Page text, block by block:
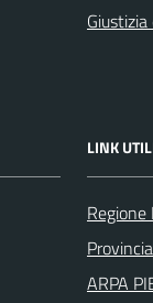
LINK
ARPA